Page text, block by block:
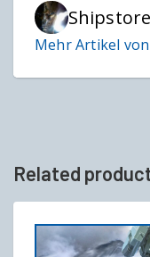
Mehr Artikel
Related